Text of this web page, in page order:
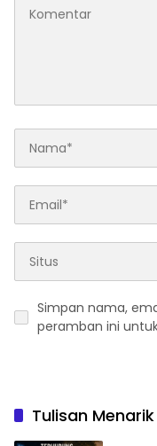
Simpan nama,
peramban ini
Tulisan